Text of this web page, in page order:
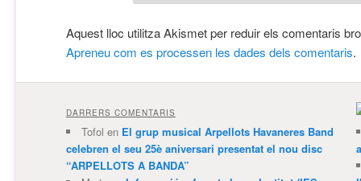
Aquest lloc utilitza Akismet per reduir els comentaris
Apreneu com es processen les dades dels comentaris.
DARRERS COMENTARIS
Tofol en El grup musical Arpellots Havaneres Band
celebren el seu 25è aniversari presentat el nou disc
“ARPELLOTS A BANDA”